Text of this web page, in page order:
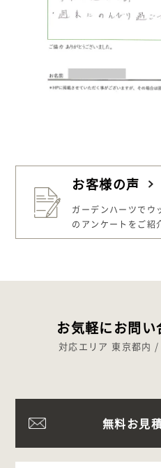
お客様の声
ガーデンハーツでウ
のアンケートをご紹
お気軽にお問
対応エリア 東京都内
無料お見